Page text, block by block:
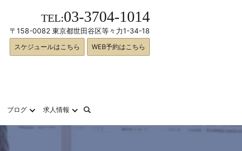
TEL:03-3704-1014
〒158-0082 東京都世田谷区等々力1-34-18
スケジュールはこちら WEB予約はこちら
ブログ 求人情報